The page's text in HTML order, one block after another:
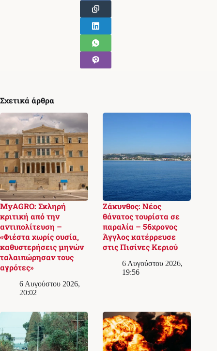
Σχετικά άρθρα
MyAGRO: Σκληρή
κριτική από την
αντιπολίτευση –
«Φιέστα χωρίς ουσία,
καθυστερήσεις μηνών
ταλαιπώρησαν τους
αγρότες»
6 Αυγούστου 2026,
20:02
Ζάκυνθος: Νέος
θάνατος τουρίστα σε
παραλία – 56χρονος
Άγγλος κατέρρευσε
στις Πισίνες Κεριού
6 Αυγούστου 2026,
19:56